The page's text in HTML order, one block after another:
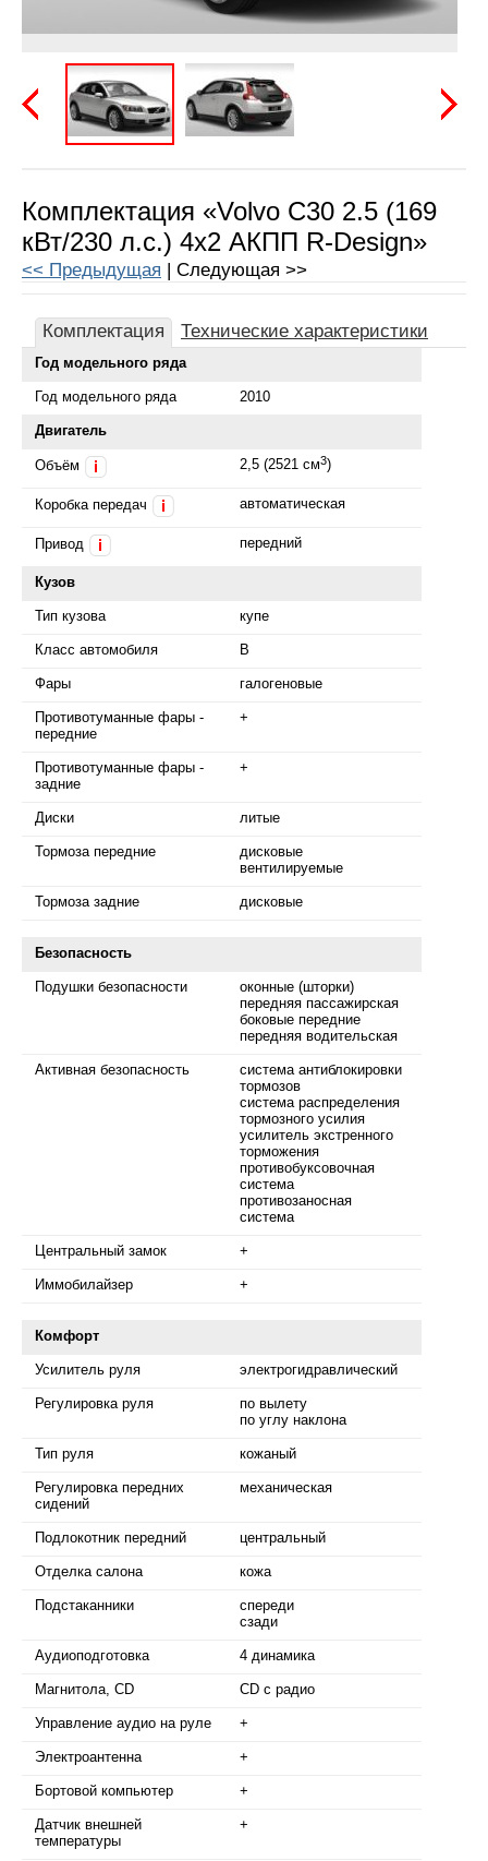
Комплектация «Volvo C30 2.5 (169
кВт/230 л.с.) 4x2 АКПП R-Design»
<< Предыдущая | Следующая >>
Комплектация Технические характеристики
Год модельного ряда
Год модельного ряда 2010
Двигатель
Объём 2,5 (2521 см3)
Коробка передач автоматическая
Привод передний
Кузов
Тип кузова купе
Класс автомобиля B
Фары галогеновые
Противотуманные фары -
передние
+
Противотуманные фары -
задние
+
Диски литые
Тормоза передние
дисковые
вентилируемые
Тормоза задние дисковые
Безопасность
Подушки безопасности
оконные (шторки)
передняя пассажирская
боковые передние
передняя водительская
Активная безопасность
система антиблокировки
тормозов
система распределения
тормозного усилия
усилитель экстренного
торможения
противобуксовочная
система
противозаносная
система
Центральный замок +
Иммобилайзер +
Комфорт
Усилитель руля электрогидравлический
Регулировка руля
по вылету
по углу наклона
Тип руля кожаный
Регулировка передних
сидений
механическая
Подлокотник передний центральный
Отделка салона кожа
Подстаканники
спереди
сзади
Аудиоподготовка 4 динамика
Магнитола, CD CD с радио
Управление аудио на руле +
Электроантенна +
Бортовой компьютер +
Датчик внешней
температуры
+